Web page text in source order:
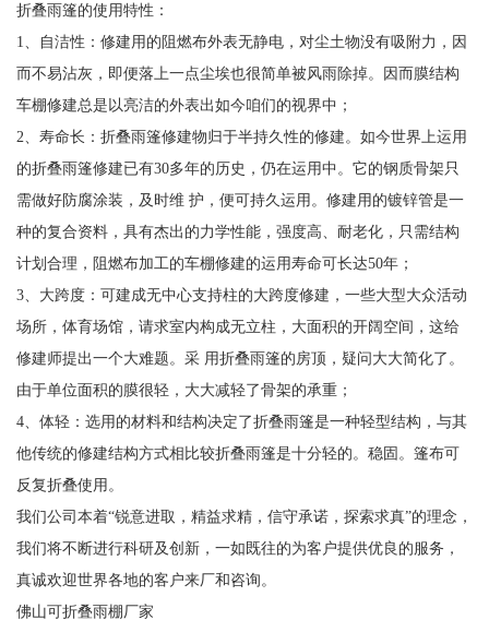
折叠雨篷的使用特性：
1、自洁性：修建用的阻燃布外表无静电，对尘土物没有吸附力，因
而不易沾灰，即便落上一点尘埃也很简单被风雨除掉。因而膜结构
车棚修建总是以亮洁的外表出如今咱们的视界中；
2、寿命长：折叠雨篷修建物归于半持久性的修建。如今世界上运用
的折叠雨篷修建已有30多年的历史，仍在运用中。它的钢质骨架只
需做好防腐涂装，及时维 护，便可持久运用。修建用的镀锌管是一
种的复合资料，具有杰出的力学性能，强度高、耐老化，只需结构
计划合理，阻燃布加工的车棚修建的运用寿命可长达50年；
3、大跨度：可建成无中心支持柱的大跨度修建，一些大型大众活动
场所，体育场馆，请求室内构成无立柱，大面积的开阔空间，这给
修建师提出一个大难题。采 用折叠雨篷的房顶，疑问大大简化了。
由于单位面积的膜很轻，大大减轻了骨架的承重；
4、体轻：选用的材料和结构决定了折叠雨篷是一种轻型结构，与其
他传统的修建结构方式相比较折叠雨篷是十分轻的。稳固。篷布可
反复折叠使用。
我们公司本着“锐意进取，精益求精，信守承诺，探索求真”的理念，
我们将不断进行科研及创新，一如既往的为客户提供优良的服务，
真诚欢迎世界各地的客户来厂和咨询。
佛山可折叠雨棚厂家